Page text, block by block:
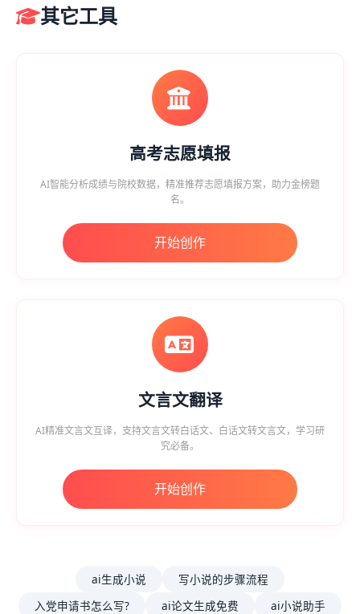
其它工具
高考志愿填报
AI智能分析成绩与院校数据，精准推荐志愿填报方案，助力金榜题
名。
开始创作
文言文翻译
AI精准文言文互译，支持文言文转白话文、白话文转文言文，学习研
究必备。
开始创作
ai生成小说
写小说的步骤流程
入党申请书怎么写?
ai论文生成免费 ai小说助手